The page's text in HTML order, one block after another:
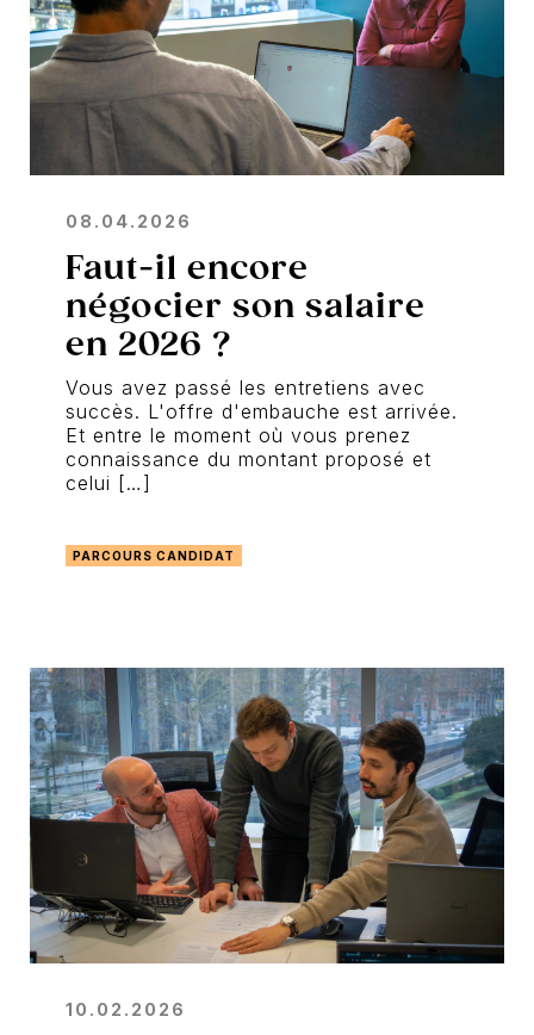
08.04.2026
Faut-il encore
négocier son salaire
en 2026 ?
Vous avez passé les entretiens avec
succès. L'offre d'embauche est arrivée.
Et entre le moment où vous prenez
connaissance du montant proposé et
celui […]
PARCOURS CANDIDAT
10.02.2026